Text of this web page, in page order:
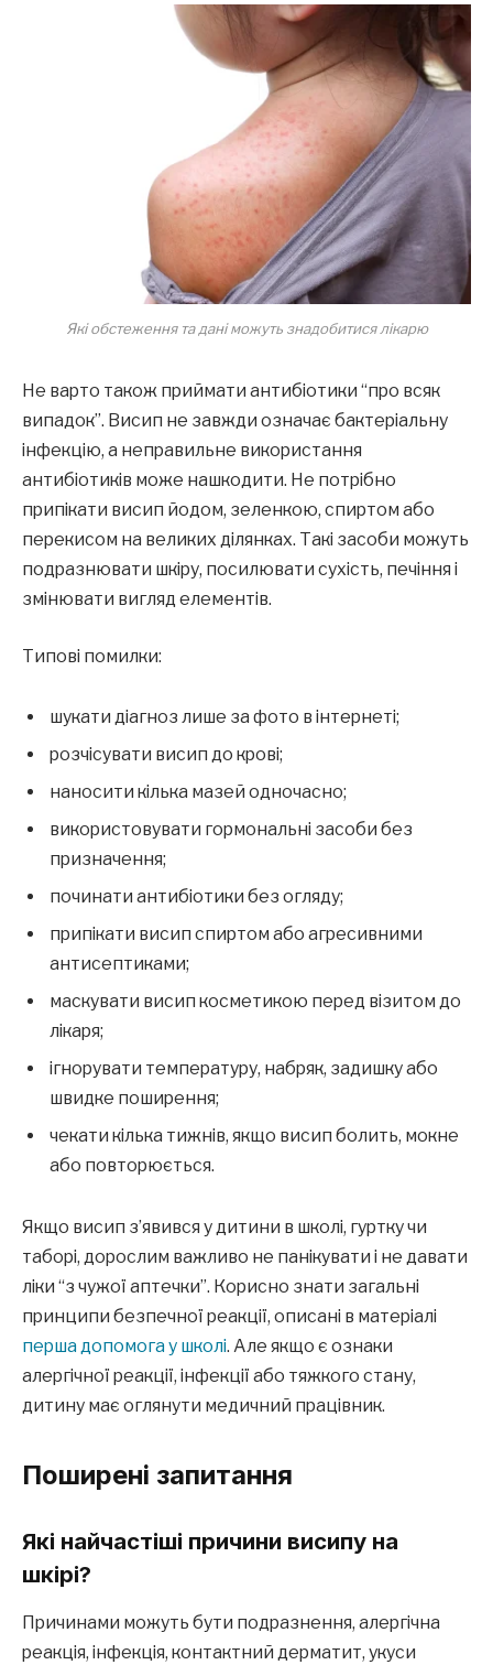
Які обстеження та дані можуть знадобитися лікарю
Не варто також приймати антибіотики “про всяк
випадок”. Висип не завжди означає бактеріальну
інфекцію, а неправильне використання
антибіотиків може нашкодити. Не потрібно
припікати висип йодом, зеленкою, спиртом або
перекисом на великих ділянках. Такі засоби можуть
подразнювати шкіру, посилювати сухість, печіння і
змінювати вигляд елементів.
Типові помилки:
шукати діагноз лише за фото в інтернеті;
розчісувати висип до крові;
наносити кілька мазей одночасно;
використовувати гормональні засоби без
призначення;
починати антибіотики без огляду;
припікати висип спиртом або агресивними
антисептиками;
маскувати висип косметикою перед візитом до
лікаря;
ігнорувати температуру, набряк, задишку або
швидке поширення;
чекати кілька тижнів, якщо висип болить, мокне
або повторюється.
Якщо висип з’явився у дитини в школі, гуртку чи
таборі, дорослим важливо не панікувати і не давати
ліки “з чужої аптечки”. Корисно знати загальні
принципи безпечної реакції, описані в матеріалі
перша допомога у школі. Але якщо є ознаки
алергічної реакції, інфекції або тяжкого стану,
дитину має оглянути медичний працівник.
Поширені запитання
Які найчастіші причини висипу на
шкірі?
Причинами можуть бути подразнення, алергічна
реакція, інфекція, контактний дерматит, укуси